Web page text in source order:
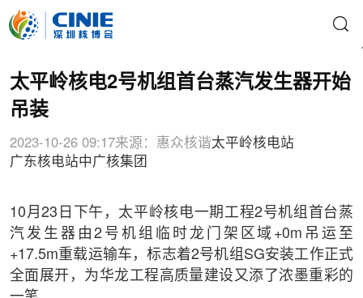
太平岭核电2号机组首台蒸汽发生器开始
吊装
2023-10-26 09:17来源：惠众核谐太平岭核电站
广东核电站中广核集团
10月23日下午，太平岭核电一期工程2号机组首台蒸
汽发生器由2号机组临时龙门架区域+0m吊运至
+17.5m重载运输车，标志着2号机组SG安装工作正式
全面展开，为华龙工程高质量建设又添了浓墨重彩的